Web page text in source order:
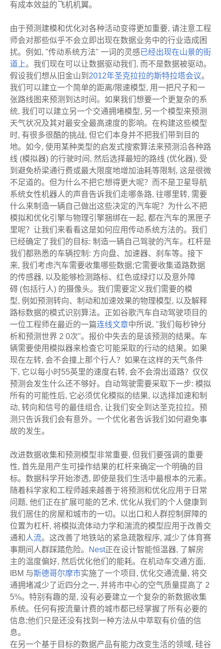
有成本效益的飞机机翼。
由于预测建模和优化对各种活动变得更加重要, 请注意工程
师会对那些似乎不会立即出现在数据业务中的行业造成困
扰。例如, "传动系统方法" 一词的灵感已经出现在山景的街
道上。我们现在可以让数据驱动我们, 而不是数据被驱动。
假设我们想从旧金山到 2012年圣克拉拉的斯特拉塔会议。
我们可以建立一个简单的距离/限速模型, 用一把尺子和一
张路线图来预测到达时间。如果我们想要一个更复杂的系
统, 我们可以建立另一个交通拥堵模型, 另一个模型来预测
天气状况及其对最安全最高速度的影响。在构建这些模型
时, 有很多很酷的挑战, 但它们本身并不把我们带到目的
地。如今, 使用某种类型的启发式搜索算法来预测沿各种路
线 (模拟器) 的行驶时间, 然后选择最短的路线 (优化器), 受
到避免桥梁通行费或最大限度地增加油耗等限制, 这是很微
不足道的。但为什么不把它想得更大呢？而不是卫星导航
系统女性机器人的声音告诉我们走哪条路, 往哪里转, 需要
什么来制造一辆自己做出这些决定的汽车呢？为什么不把
模拟和优化引擎与物理引擎捆绑在一起, 都在汽车的黑匣子
里呢？让我们来看看这是如何应用传动系统方法的。我们
已经确定了我们的目标: 制造一辆自己驾驶的汽车。杠杆是
我们都熟悉的车辆控制: 方向盘、加速器、刹车等。接下
来, 我们考虑汽车需要收集哪些数据;它需要收集道路数据
的传感器, 以及能够检测路标、红色或绿灯以及意外障
碍 (包括行人) 的摄像头。我们需要定义我们需要的模
型, 例如预测转向、制动和加速效果的物理模型, 以及解释
路标数据的模式识别算法。正如谷歌汽车自动驾驶项目的
一位工程师在最近的一篇连线文章中所说, "我们每秒钟分
析和预测世界 2 0次"。报价中失去的是该预测的结果。车
辆需要使用模拟器来检查它可能采取的行动的结果。如果
现在左转, 会不会撞上那个行人？如果在这样的天气条件
下, 它以每小时55英里的速度右转, 会不会滑出道路？仅仅
预测会发生什么还不够好。自动驾驶需要采取下一步: 模拟
所有的可能性后, 它必须优化模拟的结果, 以选择加速和制
动, 转向和信号的最佳组合, 让我们安全到达圣克拉拉。预
测只告诉我们会有意外。一个优化者告诉我们如何避免事
故的发生。
改进数据收集和预测模型非常重要, 但我们要强调的重要
性, 首先是用产生可操作结果的杠杆来确定一个明确的目
标。数据科学开始渗透, 即使是我们生活中最根本的元素。
随着科学家和工程师越来越善于将预测和优化应用于日常
问题, 他们正在扩展可能的艺术, 优化从我们的个人健康到
我们居住的房屋和城市的一切。以出口和人群控制屏障的
位置为杠杆, 将模拟流体动力学和湍流的模型应用于改善交
通和 人流。这改善了地铁站的紧急疏散程序, 减少了体育赛
事期间人群踩踏危险。
Nest正在设计智能恒温器, 了解房
主的温度偏好, 然后优化他们的能耗。在机动车交通方面,
IBM 与斯德哥尔摩市实施了一个项目, 优化交通流量, 将交
通拥堵减少了近四分之一, 并将市中心的空气质量提高了 2
5%。特别有趣的是, 没有必要建立一个复杂的新数据收集
系统。任何有按流量计费的城市都已经掌握了所有必要的
信息;他们只是还没有找到一种方法从中萃取有价值的信
息。
在另一个基于目标的数据产品有能力改变生活的领域, 硅谷